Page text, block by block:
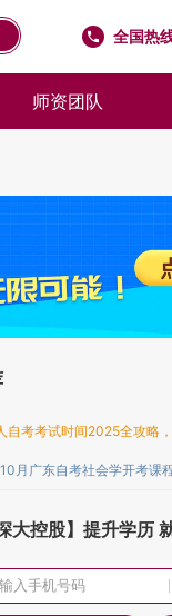
全国热
师资团队
自考考试时间2025全攻略
月广东自考社会学开考课
深大控股】提升学历